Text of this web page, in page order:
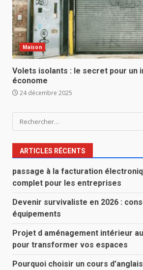
Maison
Volets isolants : le secret pour un
économe
24 décembre 2025
Rechercher :
ARTICLES RÉCENTS
passage à la facturation
complet pour les entreprises
Devenir survivaliste en 2026 :
équipements
Projet d aménagement intérieur
pour transformer vos espaces
Pourquoi choisir un cours